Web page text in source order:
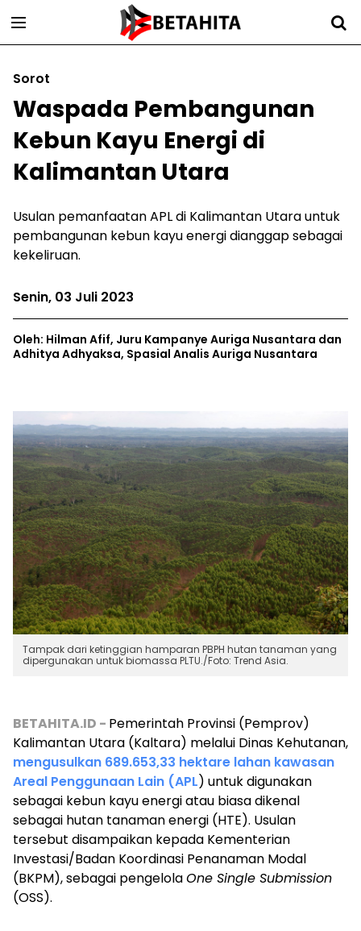
Sorot
Waspada Pembangunan
Kebun Kayu Energi di
Kalimantan Utara
Usulan pemanfaatan APL di Kalimantan Utara untuk
pembangunan kebun kayu energi dianggap sebagai
kekeliruan.
Senin, 03 Juli 2023
Oleh: Hilman Afif, Juru Kampanye Auriga Nusantara dan
Adhitya Adhyaksa, Spasial Analis Auriga Nusantara
Tampak dari ketinggian hamparan PBPH hutan tanaman yang
dipergunakan untuk biomassa PLTU./Foto: Trend Asia.
BETAHITA.ID - Pemerintah Provinsi (Pemprov)
Kalimantan Utara (Kaltara) melalui Dinas Kehutanan,
mengusulkan 689.653,33 hektare lahan kawasan
Areal Penggunaan Lain (APL) untuk digunakan
sebagai kebun kayu energi atau biasa dikenal
sebagai hutan tanaman energi (HTE). Usulan
tersebut disampaikan kepada Kementerian
Investasi/Badan Koordinasi Penanaman Modal
(BKPM), sebagai pengelolaOne Single Submission
(OSS).